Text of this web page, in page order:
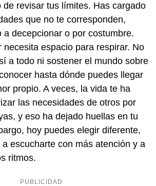
de revisar tus límites. Has cargado
que no te corresponden,
a decepcionar o por costumbre.
necesita espacio para respirar. No
a todo ni sostener el mundo sobre
hasta dónde puedes llegar
propio. A veces, la vida te ha
las necesidades de otros por
y eso ha dejado huellas en tu
hoy puedes elegir diferente,
escucharte con más atención y a
ritmos.